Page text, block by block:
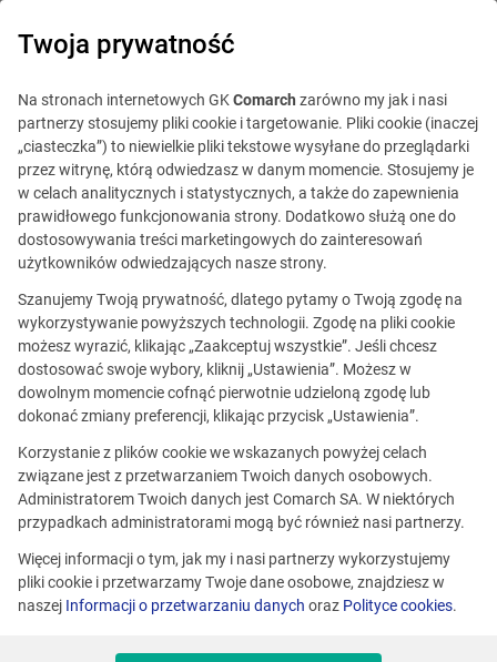
Ta oferta jest już
nieaktualna.
Zobacz podobne oferty
Różne lokalizacje
Twoja prywatność
Na stronach internetowych GKComarch zarówno my jak i nasi
partnerzy stosujemy pliki cookie i targetowanie. Pliki cookie (inaczej
„ciasteczka”) to niewielkie pliki tekstowe wysyłane do przeglądarki
przez witrynę, którą odwiedzasz w danym momencie. Stosujemy je
w celach analitycznych i statystycznych, a także do zapewnienia
prawidłowego funkcjonowania strony. Dodatkowo służą one do
dostosowywania treści marketingowych do zainteresowań
użytkowników odwiedzających nasze strony.
Szanujemy Twoją prywatność, dlatego pytamy o Twoją zgodę na
wykorzystywanie powyższych technologii. Zgodę na pliki cookie
możesz wyrazić, klikając „Zaakceptuj wszystkie”. Jeśli chcesz
dostosować swoje wybory, kliknij „Ustawienia”. Możesz w
dowolnym momencie cofnąć pierwotnie udzieloną zgodę lub
dokonać zmiany preferencji, klikając przycisk „Ustawienia”.
Korzystanie z plików cookie we wskazanych powyżej celach
związane jest z przetwarzaniem Twoich danych osobowych.
Administratorem Twoich danych jest Comarch SA. W niektórych
przypadkach administratorami mogą być również nasi partnerzy.
Więcej informacji o tym, jak my i nasi partnerzy wykorzystujemy
pliki cookie i przetwarzamy Twoje dane osobowe, znajdziesz w
naszej Informacji o przetwarzaniu danych oraz Polityce cookies.